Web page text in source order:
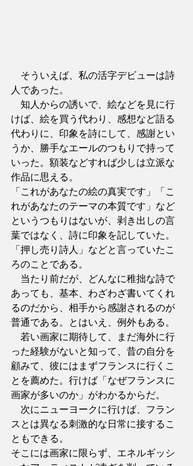
そういえば、私の活字デビューは詩
人であった。
知人からの誘いで、絵などを見に行
けば、絵を買う代わり、感想など語る
代わりに、印象を詩にして、感謝とい
うか、勝手なエールのつもりで持って
いった。額装などすれば少しは立派な
作品に思える。
「これがあなたの絵の真実です」「こ
れがあなたのテーマの本質です」など
というつもりはないが、剥き出しの言
葉ではなく、詩に印象を記していた。
「押し売り詩人」などと言っていたこ
ろのことである。
当たり前だが、どんなに稚拙な詩で
あっても、基本、わざわざ書いてくれ
るのだから、相手から感謝されるのが
普通である。とはいえ、例外もある。
若い画家に期待して、まだ海外に行
った経験がないと知って、昔の自分を
顧みて、彼にはまずフランスに行くこ
とを薦めた。行けば「なぜフランスに
画家が多いのか」がわかるからだ。
次にニューヨークに行けば、フラン
スとは異なる刺激的な日常に接するこ
ともできる。
そこには画家に限らず、エネルギッシ